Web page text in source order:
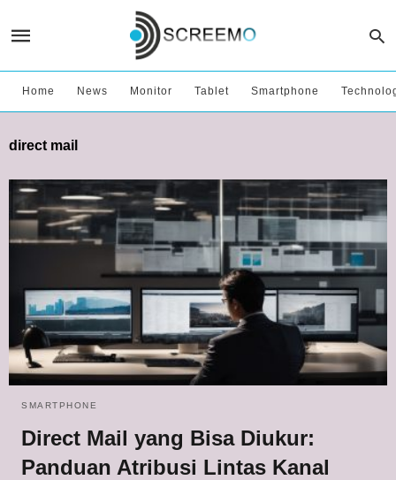
Home News Monitor Tablet Smartphone
direct mail
SMARTPHONE
Direct Mail yang Bisa Diukur:
Panduan Atribusi Lintas Kanal